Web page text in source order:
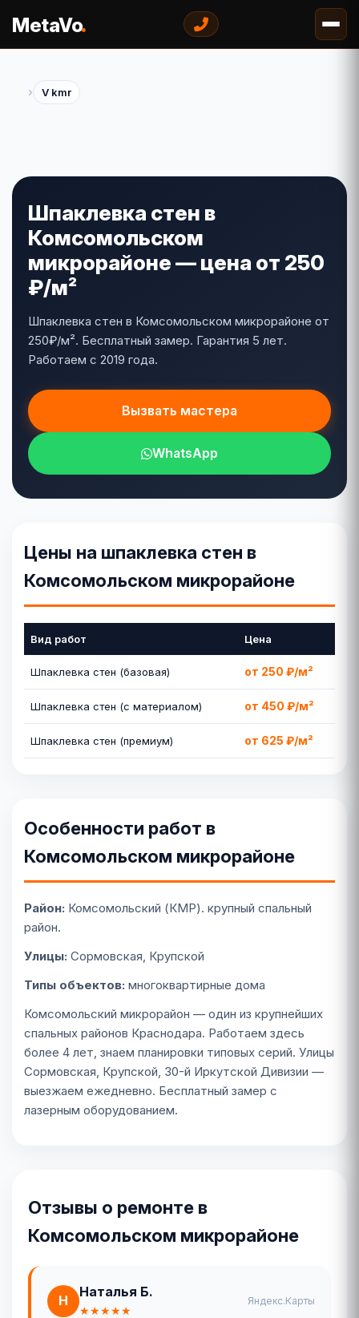
MetaVo.
› V kmr
Шпаклевка стен в
Комсомольском
микрорайоне — цена от 250
₽/м²
Шпаклевка стен в Комсомольском микрорайоне от
250₽/м². Бесплатный замер. Гарантия 5 лет.
Работаем с 2019 года.
Вызвать мастера
WhatsApp
Цены на шпаклевка стен в
Комсомольском микрорайоне
Вид работ Цена
Шпаклевка стен (базовая) от 250 ₽/м²
Шпаклевка стен (с материалом) от 450 ₽/м²
Шпаклевка стен (премиум) от 625 ₽/м²
Особенности работ в
Комсомольском микрорайоне
Район: Комсомольский (КМР). крупный спальный
район.
Улицы: Сормовская, Крупской
Типы объектов: многоквартирные дома
Комсомольский микрорайон — один из крупнейших
спальных районов Краснодара. Работаем здесь
более 4 лет, знаем планировки типовых серий. Улицы
Сормовская, Крупской, 30-й Иркутской Дивизии —
выезжаем ежедневно. Бесплатный замер с
лазерным оборудованием.
Отзывы о ремонте в
Комсомольском микрорайоне
Н
Наталья Б.
★★★★★
Яндекс.Карты